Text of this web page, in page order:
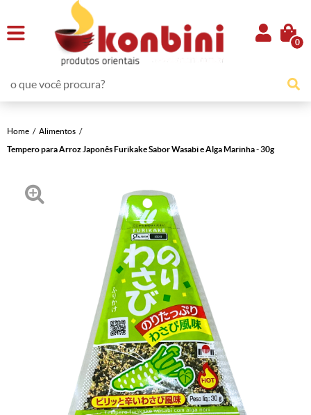
0
Home
Alimentos
Tempero para Arroz Japonês Furikake Sabor Wasabi e Alga Marinha - 30g